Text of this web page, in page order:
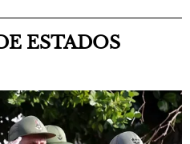
ESTADOS